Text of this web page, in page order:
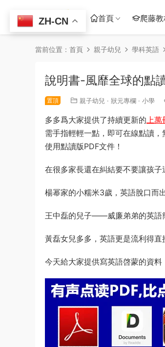
首頁 爬藤
當前位置： 首頁 親子幼兒 學科英語
說明書-風靡全球的點
置頂 親子幼兒 · 狀元專欄 · 小學
多多爲大家提供了持續更新的上萬
需手指輕輕一點，即可在線點讀
使用點讀版PDF文件！
在很多家長還在糾結要不要讓孩子
楊幂家的小糯米3歲，英語脫口而
王中磊的兒子——威廉弟弟的英語
黃磊女兒多多，英語更是流利得
今天給大家提供寫英語啓蒙的資料
ZH-CN